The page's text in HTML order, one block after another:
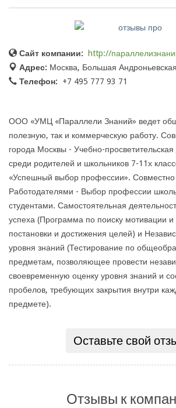
Сайт компании:
http://
Адрес: Москва, Большая
Телефон:
+7 495 777 93 71
ООО «УМЦ «Параллели Знаний» ведет
полезную, так и коммерческую работу.
города Москвы - Учебно-просветительская
среди родителей и школьников 7-11х
«Успешный выбор профессии».
Работодателями - Выбор профессии
студентами. Самостоятельная
успеха (Программа по поиску мотивации и
постановки и достижения целей) и
уровня знаний (Тестирование по
предметам, позволяющее провести
своевременную оценку уровня знаний и
пробелов, требующих закрытия внутри
предмете).
Оставьте свой
Отзывы к